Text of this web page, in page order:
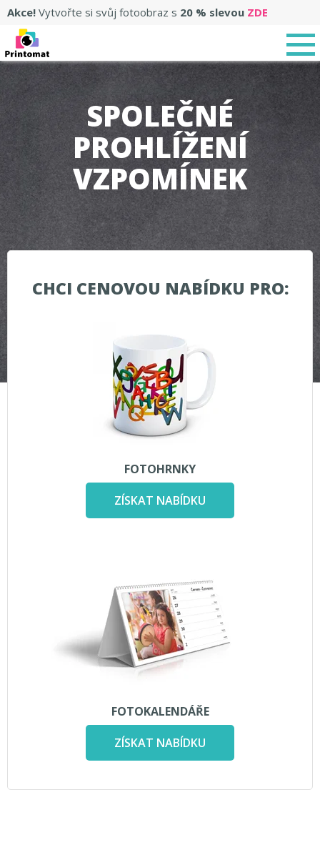
Akce! Vytvořte si svůj fotoobraz s 20 % slevou ZDE
SPOLEČNÉ
PROHLÍŽENÍ
VZPOMÍNEK
CHCI CENOVOU NABÍDKU PRO:
FOTOHRNKY
ZÍSKAT NABÍDKU
FOTOKALENDÁŘE
ZÍSKAT NABÍDKU